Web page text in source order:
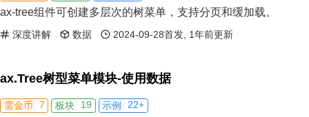
ax-tree组件可创建多层次的树菜单，支持分页和缓加载。
深度讲解 数据 2024-09-28首发, 1年前更新
ax.Tree树型菜单模块-使用数据
需金币 7 板块 19 示例 22+